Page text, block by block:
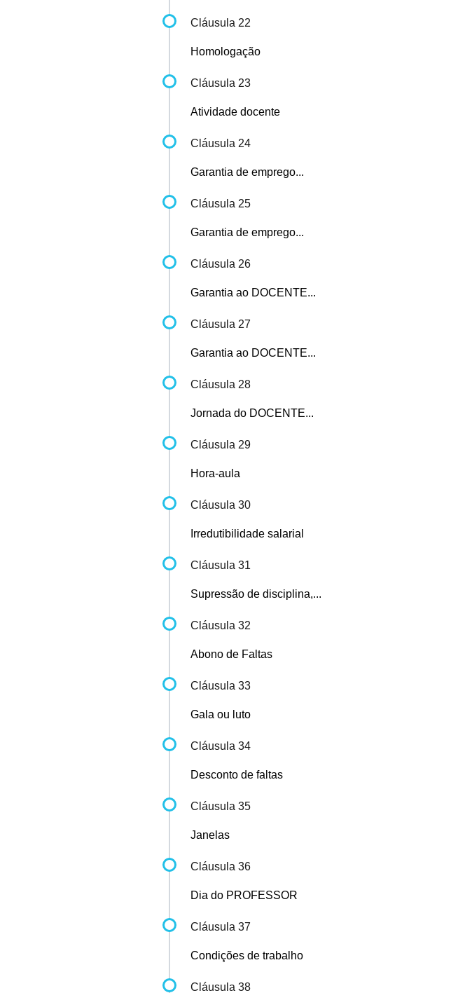
Cláusula 22
Homologação
Cláusula 23
Atividade docente
Cláusula 24
Garantia de emprego...
Cláusula 25
Garantia de emprego...
Cláusula 26
Garantia ao DOCENTE...
Cláusula 27
Garantia ao DOCENTE...
Cláusula 28
Jornada do DOCENTE...
Cláusula 29
Hora-aula
Cláusula 30
Irredutibilidade salarial
Cláusula 31
Supressão de disciplina,...
Cláusula 32
Abono de Faltas
Cláusula 33
Gala ou luto
Cláusula 34
Desconto de faltas
Cláusula 35
Janelas
Cláusula 36
Dia do PROFESSOR
Cláusula 37
Condições de trabalho
Cláusula 38